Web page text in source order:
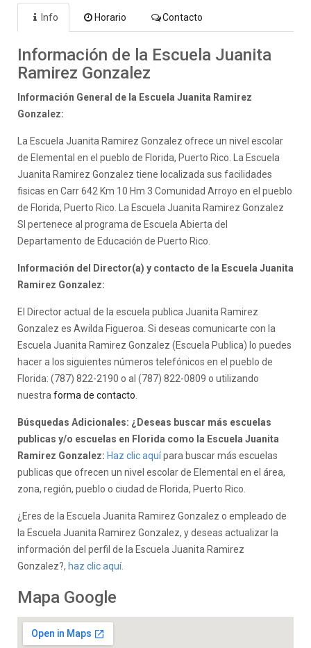
Info Horario Contacto
Información de la Escuela Juanita
Ramirez Gonzalez
Información General de la Escuela Juanita Ramirez
Gonzalez:
La Escuela Juanita Ramirez Gonzalez ofrece un nivel escolar
de Elemental en el pueblo de Florida, Puerto Rico. La Escuela
Juanita Ramirez Gonzalez tiene localizada sus facilidades
fisicas en Carr 642 Km 10 Hm 3 Comunidad Arroyo en el pueblo
de Florida, Puerto Rico. La Escuela Juanita Ramirez Gonzalez
SI pertenece al programa de Escuela Abierta del
Departamento de Educación de Puerto Rico.
Información del Director(a) y contacto de la Escuela Juanita
Ramirez Gonzalez:
El Director actual de la escuela publica Juanita Ramirez
Gonzalez es Awilda Figueroa. Si deseas comunicarte con la
Escuela Juanita Ramirez Gonzalez (Escuela Publica) lo puedes
hacer a los siguientes números telefónicos en el pueblo de
Florida: (787) 822-2190 o al (787) 822-0809 o utilizando
nuestra forma de contacto
Búsquedas Adicionales: ¿Deseas buscar más escuelas
publicas y/o escuelas en Florida como la Escuela Juanita
Ramirez Gonzalez: Haz clic aquípara buscar más escuelas
publicas que ofrecen un nivel escolar de Elemental en el área,
zona, región, pueblo o ciudad de Florida, Puerto Rico.
¿Eres de la Escuela Juanita Ramirez Gonzalez o empleado de
la Escuela Juanita Ramirez Gonzalez, y deseas actualizar la
información del perfil de la Escuela Juanita Ramirez
Gonzalez?, haz clic aquí.
Mapa Google